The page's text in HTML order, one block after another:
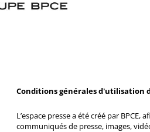
Conditions générales d'utilisation
L’espace presse a été créé par
communiqués de presse, images,